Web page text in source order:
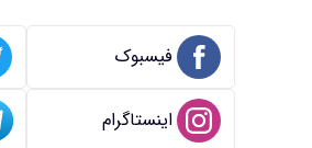
فیسبوک
اینستاگرام